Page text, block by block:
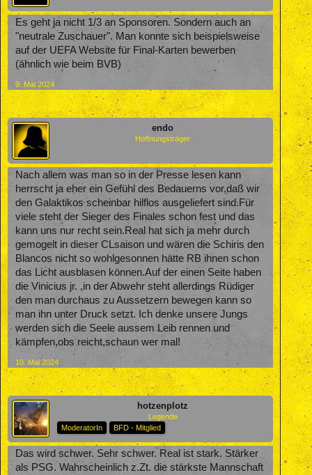
Es geht ja nicht 1/3 an Sponsoren. Sondern auch an
"neutrale Zuschauer". Man konnte sich beispielsweise
auf der UEFA Website für Final-Karten bewerben
(ähnlich wie beim BVB)
9. Mai 2024
endo
Hoffnungsträger
Nach allem was man so in der Presse lesen kann
herrscht ja eher ein Gefühl des Bedauerns vor,daß wir
den Galaktikos scheinbar hilflos ausgeliefert sind.Für
viele steht der Sieger des Finales schon fest und das
kann uns nur recht sein.Real hat sich ja mehr durch
gemogelt in dieser CLsaison und wären die Schiris den
Blancos nicht so wohlgesonnen hätte RB ihnen schon
das Licht ausblasen können.Auf der einen Seite haben
die Vinicius jr. ,in der Abwehr steht allerdings Rüdiger
den man durchaus zu Aussetzern bewegen kann so
man ihn unter Druck setzt. Ich denke unsere Jungs
werden sich die Seele aussem Leib rennen und
kämpfen,obs reicht,schaun wer mal!
10. Mai 2024
hotzenplotz
Legende
ModeratorIn
BFD - Mitglied
Das wird schwer. Sehr schwer. Real ist stark. Stärker
als PSG. Wahrscheinlich z.Zt. die stärkste Mannschaft